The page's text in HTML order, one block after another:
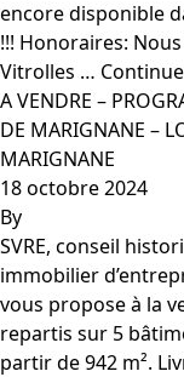
encore disponible
!!! Honoraires:
Vitrolles …
A VENDRE –
DE MARIGNANE –
MARIGNANE
18 octobre 2024
By
SVRE, conseil
immobilier
vous propose à la
repartis sur 5
partir de 942 m².